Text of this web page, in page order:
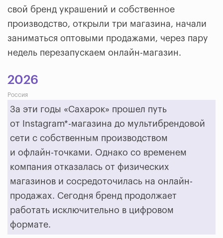
свой бренд украшений и собственное
производство, открыли три магазина, начали
заниматься оптовыми продажами, через пару
недель перезапускаем онлайн-магазин.
2026
Россия
За эти годы «Сахарок» прошел путь
от Instagram*-магазина до мультибрендовой
сети с собственным производством
и офлайн-точками. Однако со временем
компания отказалась от физических
магазинов и сосредоточилась на онлайн-
продажах. Сегодня бренд продолжает
работать исключительно в цифровом
формате.